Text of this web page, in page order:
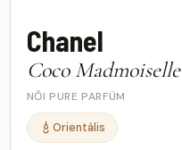
Chanel
Coco Madmoiselle
NŐI PURE PARFÜM
Orientális